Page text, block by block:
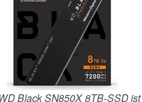
Black SN850X 8TB-SSD ist